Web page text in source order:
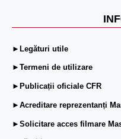
►Legături utile
►Termeni de utilizare
►Publicații oficiale CFR
►Acreditare reprezentanți
►Solicitare acces filmare